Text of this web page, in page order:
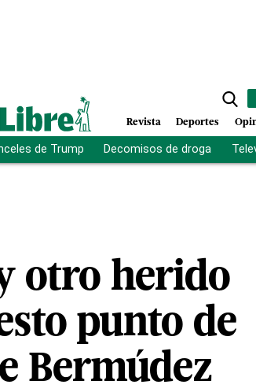
Revista Deportes
de Trump Decomisos de droga
otro herido
punto de
Bermúdez